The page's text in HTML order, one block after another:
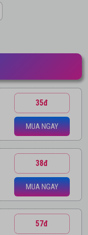
35đ
MUA NGAY
38đ
MUA NGAY
57đ